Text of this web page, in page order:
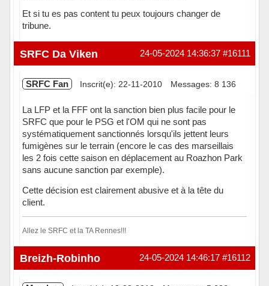
Et si tu es pas content tu peux toujours changer de
tribune.
Hors ligne #16111
24-05-2024 14:36:37
SRFC Da Viken
SRFC Fan Inscrit(e): 22-11-2010 Messages: 8 136
La LFP et la FFF ont la sanction bien plus facile pour le
SRFC que pour le PSG et l'OM qui ne sont pas
systématiquement sanctionnés lorsqu'ils jettent leurs
fumigènes sur le terrain (encore le cas des marseillais
les 2 fois cette saison en déplacement au Roazhon Park
sans aucune sanction par exemple).
Cette décision est clairement abusive et à la tête du
client.
Allez le SRFC et la TA Rennes!!!
Hors ligne #16112
24-05-2024 14:46:17
Breizh-Robinho